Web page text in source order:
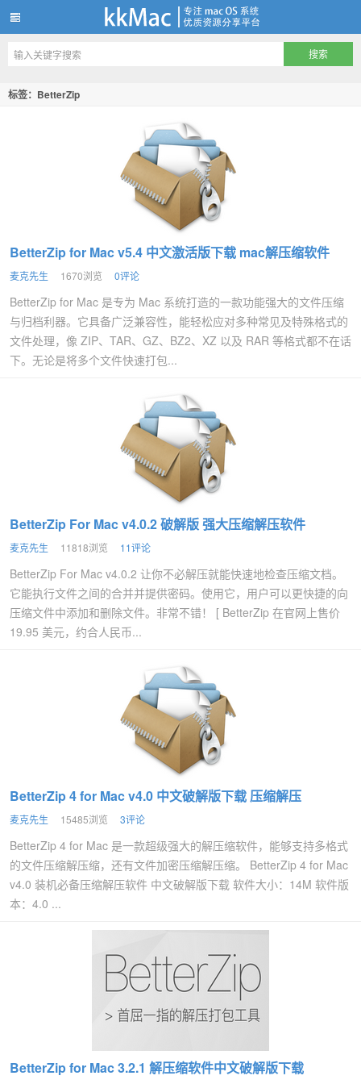
kkMac
标签：BetterZip
BetterZip for Mac v5.4 中文激活版下载 mac解压缩软件
麦克先生 1670浏览 0评论
BetterZip for Mac 是专为 Mac 系统打造的一款功能强大的文件压缩
与归档利器。它具备广泛兼容性，能轻松应对多种常见及特殊格式的
文件处理，像 ZIP、TAR、GZ、BZ2、XZ 以及 RAR 等格式都不在话
下。无论是将多个文件快速打包...
BetterZip For Mac v4.0.2 破解版 强大压缩解压软件
麦克先生 11818浏览 11评论
BetterZip For Mac v4.0.2 让你不必解压就能快速地检查压缩文档。
它能执行文件之间的合并并提供密码。使用它，用户可以更快捷的向
压缩文件中添加和删除文件。非常不错！ [ BetterZip 在官网上售价
19.95 美元，约合人民币...
BetterZip 4 for Mac v4.0 中文破解版下载 压缩解压
麦克先生 15485浏览 3评论
BetterZip 4 for Mac 是一款超级强大的解压缩软件，能够支持多格式
的文件压缩解压缩，还有文件加密压缩解压缩。 BetterZip 4 for Mac
v4.0 装机必备压缩解压软件 中文破解版下载 软件大小：14M 软件版
本：4.0 ...
BetterZip for Mac 3.2.1 解压缩软件中文破解版下载